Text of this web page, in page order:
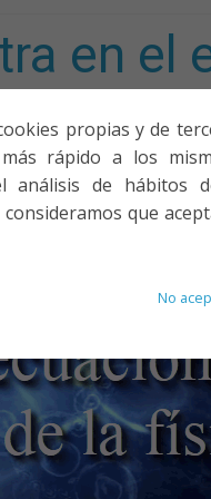
propias y de
rápido a los
análisis de hábitos
que
No
en el
PONENCIAS Y